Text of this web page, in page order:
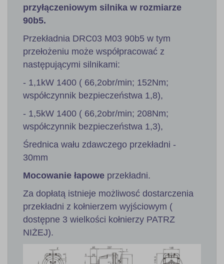
przyłączeniowym silnika w rozmiarze
90b5.
Przekładnia DRC03 M03 90b5 w tym
przełożeniu może współpracować z
następującymi silnikami:
- 1,1kW 1400 ( 66,2obr/min; 152Nm;
współczynnik bezpieczeństwa 1,8),
- 1,5kW 1400 ( 66,2obr/min; 208Nm;
współczynnik bezpieczeństwa 1,3),
Średnica wału zdawczego przekładni -
30mm
Mocowanie łapowe przekładni.
Za dopłatą istnieje możliwosć dostarczenia
przekładni z kołnierzem wyjściowym (
dostępne 3 wielkości kołnierzy PATRZ
NIŻEJ).